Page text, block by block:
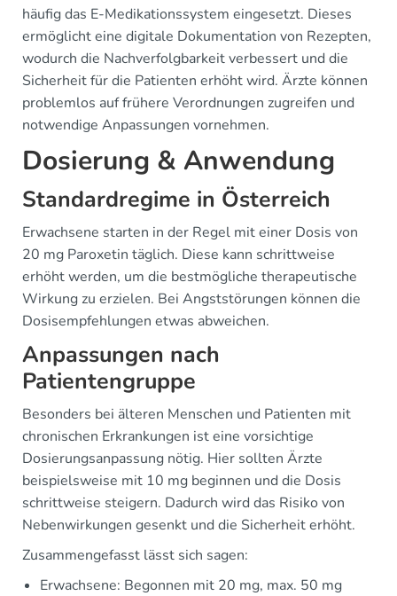
häufig das E-Medikationssystem eingesetzt. Dieses
ermöglicht eine digitale Dokumentation von Rezepten,
wodurch die Nachverfolgbarkeit verbessert und die
Sicherheit für die Patienten erhöht wird. Ärzte können
problemlos auf frühere Verordnungen zugreifen und
notwendige Anpassungen vornehmen.
Dosierung & Anwendung
Standardregime in Österreich
Erwachsene starten in der Regel mit einer Dosis von
20 mg Paroxetin täglich. Diese kann schrittweise
erhöht werden, um die bestmögliche therapeutische
Wirkung zu erzielen. Bei Angststörungen können die
Dosisempfehlungen etwas abweichen.
Anpassungen nach
Patientengruppe
Besonders bei älteren Menschen und Patienten mit
chronischen Erkrankungen ist eine vorsichtige
Dosierungsanpassung nötig. Hier sollten Ärzte
beispielsweise mit 10 mg beginnen und die Dosis
schrittweise steigern. Dadurch wird das Risiko von
Nebenwirkungen gesenkt und die Sicherheit erhöht.
Zusammengefasst lässt sich sagen:
Erwachsene: Begonnen mit 20 mg, max. 50 mg